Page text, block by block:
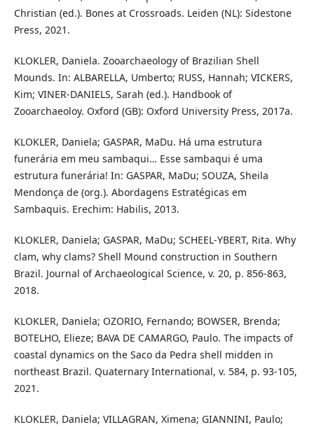
Christian (ed.). Bones at Crossroads. Leiden (NL): Sidestone
Press, 2021.
KLOKLER, Daniela. Zooarchaeology of Brazilian Shell
Mounds. In: ALBARELLA, Umberto; RUSS, Hannah; VICKERS,
Kim; VINER-DANIELS, Sarah (ed.). Handbook of
Zooarchaeoloy. Oxford (GB): Oxford University Press, 2017a.
KLOKLER, Daniela; GASPAR, MaDu. Há uma estrutura
funerária em meu sambaqui… Esse sambaqui é uma
estrutura funerária! In: GASPAR, MaDu; SOUZA, Sheila
Mendonça de (org.). Abordagens Estratégicas em
Sambaquis. Erechim: Habilis, 2013.
KLOKLER, Daniela; GASPAR, MaDu; SCHEEL-YBERT, Rita. Why
clam, why clams? Shell Mound construction in Southern
Brazil. Journal of Archaeological Science, v. 20, p. 856-863,
2018.
KLOKLER, Daniela; OZORIO, Fernando; BOWSER, Brenda;
BOTELHO, Elieze; BAVA DE CAMARGO, Paulo. The impacts of
coastal dynamics on the Saco da Pedra shell midden in
northeast Brazil. Quaternary International, v. 584, p. 93-105,
2021.
KLOKLER, Daniela; VILLAGRAN, Ximena; GIANNINI, Paulo;